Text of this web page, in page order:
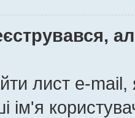
лист e-mail,
ім'я